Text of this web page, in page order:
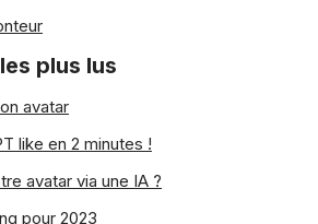
plus lus
avatar
like en 2 minutes !
avatar via une IA ?
pour 2023